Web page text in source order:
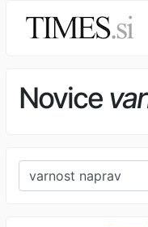
Novice